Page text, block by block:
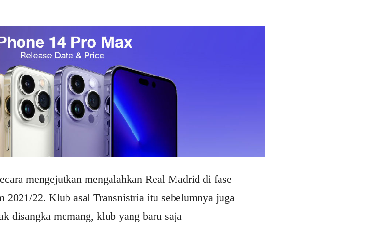
mengejutkan mengalahkan Real Madrid di fase
2021/22. Klub asal Transnistria itu sebelumnya juga
disangka memang, klub yang baru saja